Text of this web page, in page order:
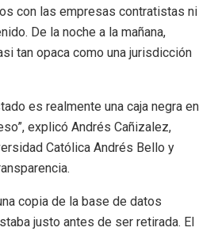
con las empresas contratistas ni
De la noche a la mañana,
tan opaca como una jurisdicción
es realmente una caja negra en
explicó Andrés Cañizalez,
Católica Andrés Bello y
copia de la base de datos
justo antes de ser retirada. El